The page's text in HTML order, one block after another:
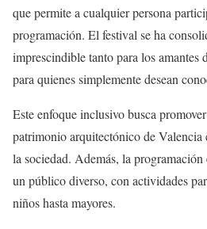
que permite a cualquier persona
programación. El festival se ha
imprescindible tanto para los amantes
para quienes simplemente desean
Este enfoque inclusivo busca
patrimonio arquitectónico de Valencia
la sociedad. Además, la programación
un público diverso, con actividades
niños hasta mayores.